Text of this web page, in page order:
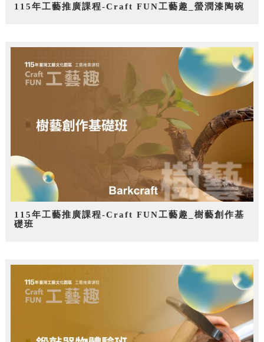
115年工藝推廣課程-Craft FUN工藝趣_螢潤漆陶碗
115年工藝推廣課程-Craft FUN工藝趣_樹藝創作基
礎班